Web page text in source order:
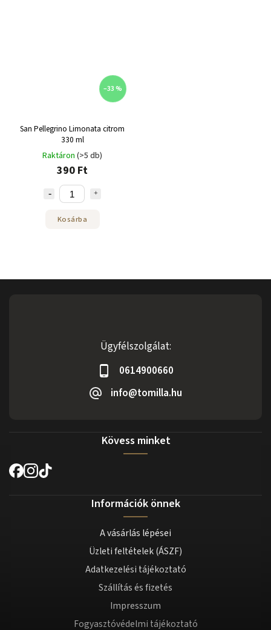
–33 %
San Pellegrino Limonata citrom
330 ml
Raktáron (>5 db)
390 Ft
Kosárba
Ügyfélszolgálat:
0614900660
info@tomilla.hu
Kövess minket
Információk önnek
A vásárlás lépései
Üzleti feltételek (ÁSZF)
Adatkezelési tájékoztató
Szállítás és fizetés
Impresszum
Fogyasztóvédelmi tájékoztató